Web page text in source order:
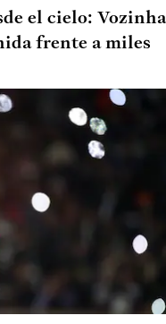
el cielo: Vozinha
frente a miles